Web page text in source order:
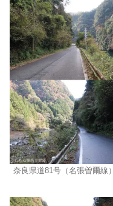
奈良県道81号（名張曽爾線）